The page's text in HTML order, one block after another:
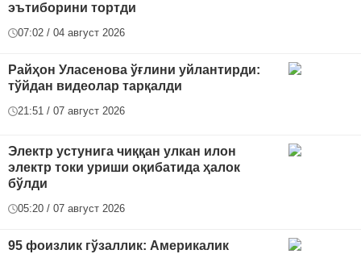
эътиборини тортди
07:02 / 04 август 2026
Райҳон Уласенова ўғлини уйлантирди:
тўйдан видеолар тарқалди
21:51 / 07 август 2026
Электр устунига чиққан улкан илон
электр токи уриши оқибатида ҳалок
бўлди
05:20 / 07 август 2026
95 фоизлик гўзаллик: Америкалик